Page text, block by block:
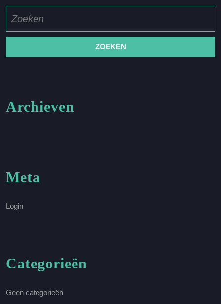
naar:
Archieven
Meta
Login
Categorieën
Geen categorieën